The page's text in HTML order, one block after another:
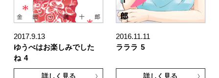
2017.9.13
ゆうべはお楽しみでした
ね 4
詳しく見る
2016.11.11
ラララ 5
詳しく見る